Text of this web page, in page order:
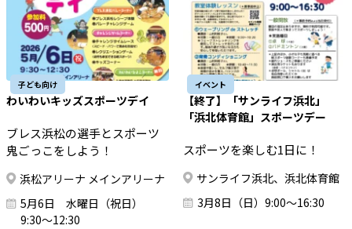
子ども向け
わいわいキッズスポーツデイ
ブレス浜松の選手とスポーツ
鬼ごっこをしよう！
浜松アリーナ メインアリーナ
5月6日 水曜日（祝日）
9:30～12:30
イベント
【終了】「サンライフ浜北」
「浜北体育館」スポーツデー
スポーツを楽しむ1日に！
サンライフ浜北、浜北体育館
3月8日（日）9:00～16:30